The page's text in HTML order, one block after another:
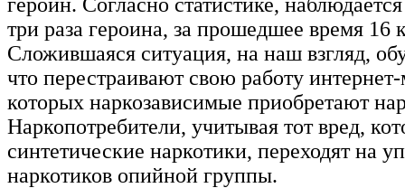
три раза героина, за прошедшее время 16
Сложившаяся ситуация, на наш взгляд,
что перестраивают свою работу
которых наркозависимые приобретают
Наркопотребители, учитывая тот вред,
синтетические наркотики, переходят на
наркотиков опийной группы.